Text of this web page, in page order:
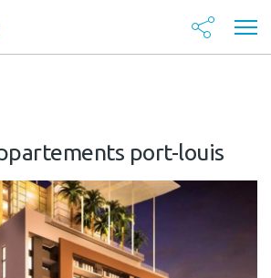
port-louis